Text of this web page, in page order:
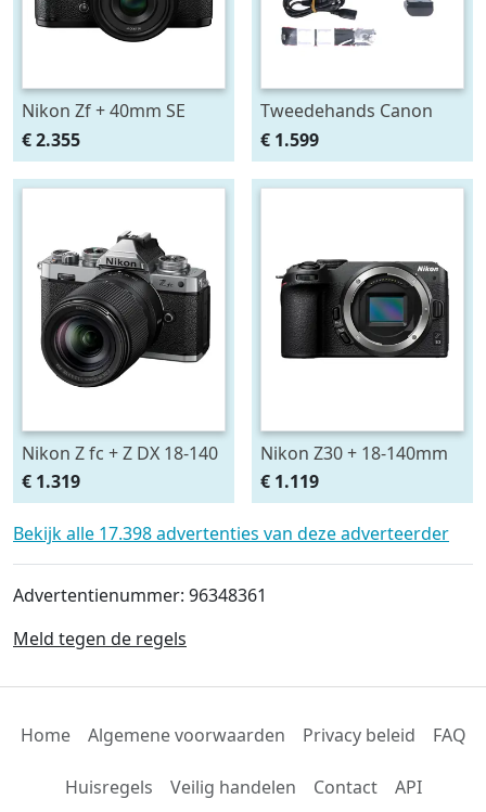
Nikon Zf + 40mm SE
€ 2.355
Tweedehands Canon
EOS R6 Mark II Body
CM7124
€ 1.599
Nikon Z fc + Z DX 18-140
VR
€ 1.319
Nikon Z30 + 18-140mm
€ 1.119
Bekijk alle 17.398 advertenties van deze adverteerder
Advertentienummer: 96348361
Meld tegen de regels
Home Algemene voorwaarden Privacy beleid FAQ
Huisregels Veilig handelen Contact API